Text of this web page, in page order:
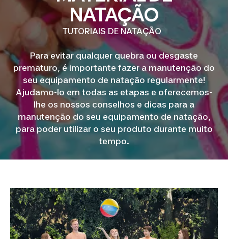
NATAÇÃO
TUTORIAIS DE NATAÇÃO
Para evitar qualquer quebra ou desgaste
prematuro, é importante fazer a manutenção do
seu equipamento de natação regularmente!
Ajudamo-lo em todas as etapas e oferecemos-
lhe os nossos conselhos e dicas para a
manutenção do seu equipamento de natação,
para poder utilizar o seu produto durante muito
tempo.